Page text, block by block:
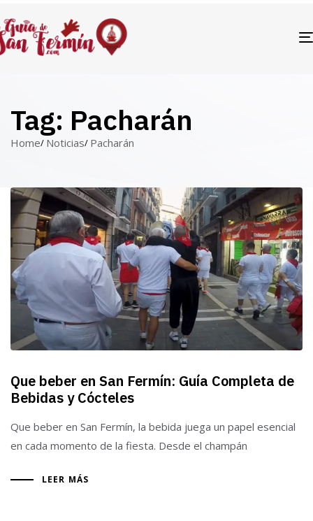
Tag: Pacharán
Home Noticias Pacharán
Que beber en San Fermín: Guía Completa de
Bebidas y Cócteles
Que beber en San Fermín, la bebida juega un papel esencial
en cada momento de la fiesta. Desde el champán
LEER MÁS